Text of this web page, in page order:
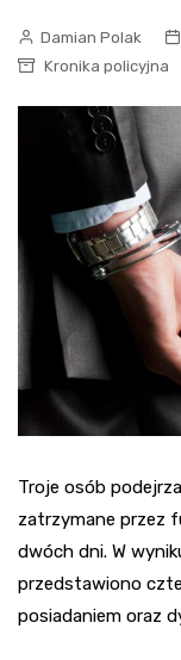
Damian Polak
Kronika policyjna
Troje osób
zatrzymane przez
dwóch dni. W
przedstawiono
posiadaniem oraz